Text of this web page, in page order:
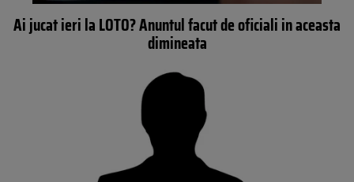
Ai jucat ieri la LOTO? Anuntul facut de oficiali in aceasta
dimineata